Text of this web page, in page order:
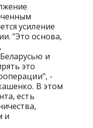
усиление
"Это основа,
и
это
-
В этом
есть
и